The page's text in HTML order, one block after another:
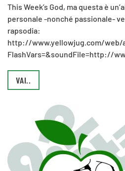
This Week’s God, ma questa è
personale -nonché passionale-
rapsodia:
http://www.yellowjug.com/web/
FlashVars=&soundFile=http://
VAI..